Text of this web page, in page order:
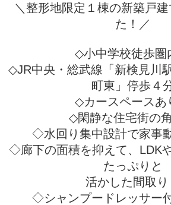
＼整形地限定１棟の新築戸
た！／
◇小中学校徒歩圏
◇JR中央・総武線「新検見川
町東」停歩４
◇カースペースあ
◇閑静な住宅街の角
◇水回り集中設計で家事
◇廊下の面積を抑えて、LDK
たっぷりと
活かした間取り
◇シャンプードレッサー